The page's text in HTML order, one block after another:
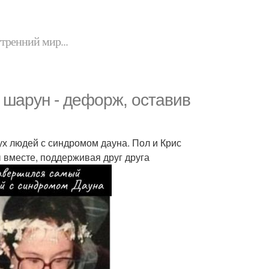
мир...
- дефорж, оставив
людей с синдромом дауна. Пол и Крис
поддерживая друг друга